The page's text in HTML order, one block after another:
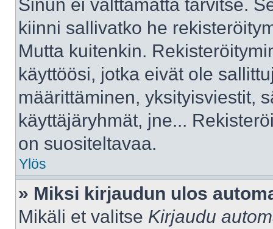
Sinun ei välttämättä tarvitse.
kiinni sallivatko he
Mutta kuitenkin.
käyttöösi, jotka eivät ole
määrittäminen, yksityisviestit,
käyttäjäryhmät, jne...
on suositeltavaa.
Ylös
» Miksi kirjaudun ulos
Mikäli et valitse Kirjaudu